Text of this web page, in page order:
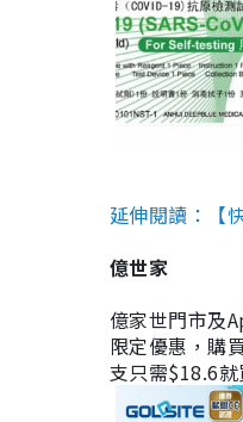
延伸閱讀：【
億世家
億家世門市及
限定優惠，購
支只需$18.6